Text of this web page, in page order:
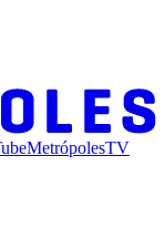
MetrópolesTV